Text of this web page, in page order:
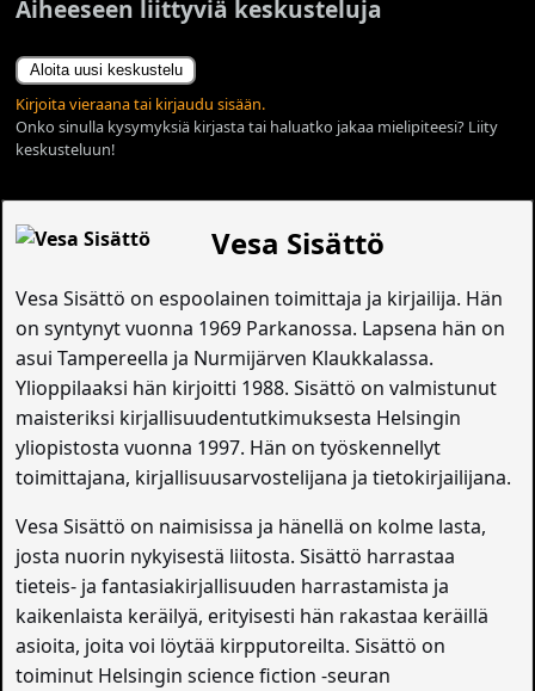
Aiheeseen liittyviä keskusteluja
Aloita uusi keskustelu
Kirjoita vieraana tai kirjaudu sisään.
Onko sinulla kysymyksiä kirjasta tai haluatko jakaa mielipiteesi? Liity
keskusteluun!
Vesa Sisättö
Vesa Sisättö on espoolainen toimittaja ja kirjailija. Hän
on syntynyt vuonna 1969 Parkanossa. Lapsena hän on
asui Tampereella ja Nurmijärven Klaukkalassa.
Ylioppilaaksi hän kirjoitti 1988. Sisättö on valmistunut
maisteriksi kirjallisuudentutkimuksesta Helsingin
yliopistosta vuonna 1997. Hän on työskennellyt
toimittajana, kirjallisuusarvostelijana ja tietokirjailijana.
Vesa Sisättö on naimisissa ja hänellä on kolme lasta,
josta nuorin nykyisestä liitosta. Sisättö harrastaa
tieteis- ja fantasiakirjallisuuden harrastamista ja
kaikenlaista keräilyä, erityisesti hän rakastaa keräillä
asioita, joita voi löytää kirpputoreilta. Sisättö on
toiminut Helsingin science fiction -seuran